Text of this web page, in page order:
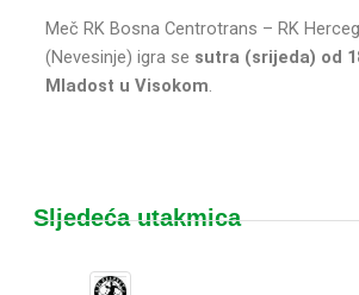
Meč RK Bosna Centrotrans – RK
(Nevesinje) igra se sutra (srijeda) od
Mladost u Visokom.
Sljedeća utakmica